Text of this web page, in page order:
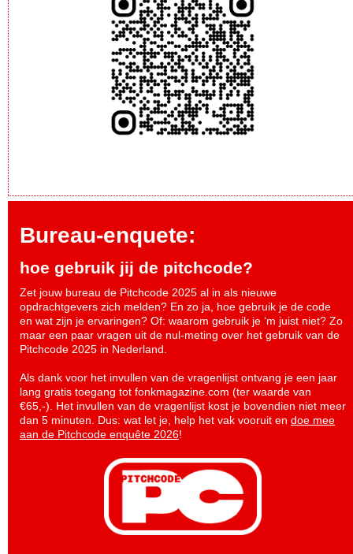
Bureau-enquete:
hoe gebruik jij de pitchcode?
Zet jouw bureau de Pitchcode 2025 al in als nieuwe
opdrachtgevers zich melden? En zo ja, hoe gebruik je de code
en wat zijn je ervaringen? Of: waarom gebruik je ‘m juist niet? Zo
maar een paar vragen uit de nul-meting over het gebruik van de
Pitchcode 2025 in Nederland.
Als dank voor het invullen van de vragenlijst ontvang je een jaar
lang gratis toegang tot fonkmagazine.com (ter waarde van
€65,-). Het invullen van de vragenlijst kost je bovendien niet meer
dan 5 minuten. Dus: wat let je, help het vak vooruit en doe mee
aan de Pitchcode enquête 2026!